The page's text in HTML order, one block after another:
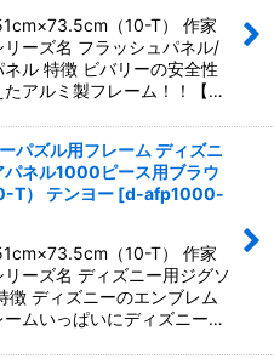
（10-T） 作家
ーズ名 フラッシュパネル/
ル 特徴 ビバリーの安全性
たアルミ製フレーム！！【…
ズル用フレーム ディズニ
パネル1000ピース用ブラウ
T） テンヨー [d-afp1000-
（10-T） 作家
ーズ名 ディズニー用ジグソ
徴 ディズニーのエンブレム
ームいっぱいにディズニー…